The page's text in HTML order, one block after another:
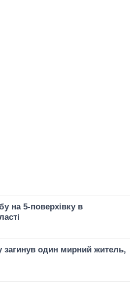
на 5-поверхівку в
один мирний житель,